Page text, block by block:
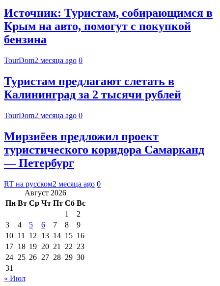
Источник: Туристам, собирающимся в
Крым на авто, помогут с покупкой
бензина
TourDom2 месяца ago 0
Туристам предлагают слетать в
Калининград за 2 тысячи рублей
TourDom2 месяца ago 0
Мирзиёев предложил проект
туристического коридора Самарканд
— Петербург
RT на русском2 месяца ago 0
Август 2026
Пн Вт Ср Чт Пт Сб Вс
1
2
3
4 5 6 7 8
9
10 11 12 13 14 15 16
17 18 19 20 21 22 23
24 25 26 27 28 29 30
31
« Июл